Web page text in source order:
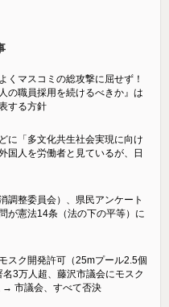
くマスコミの総攻撃に屈せず！
の職員採用を続けるべきか』は
する方針
に「多文化共生社会実現に向け
人を労働者と見ているが、日
調整委員会）、県民アンケート
が憲法14条（法の下の平等）に
スク開発許可（25mプール2.5個
3万人超、藤沢市議会にモスク
→ 市議会、すべて否決